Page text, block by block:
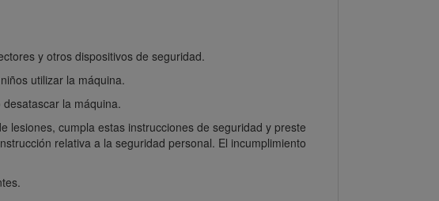
y otros dispositivos de seguridad.
utilizar la máquina.
la máquina.
lesiones, cumpla estas instrucciones de seguridad y preste
relativa a la seguridad personal. El incumplimiento